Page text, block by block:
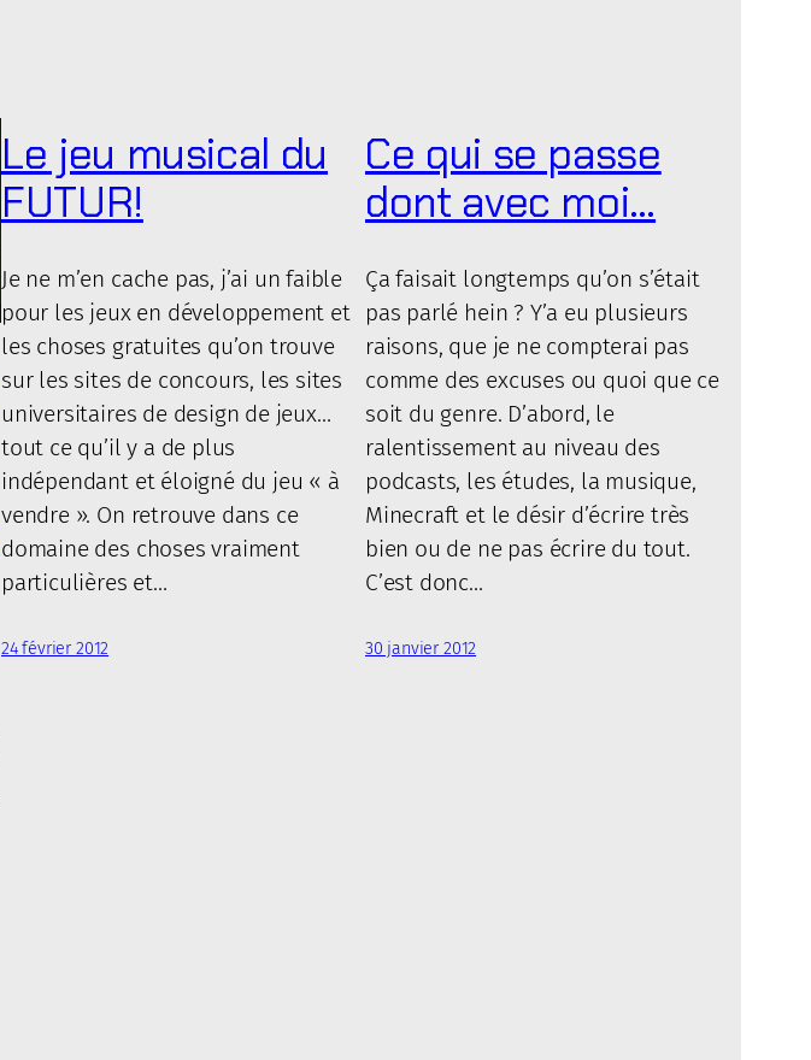
Le jeu musical du
FUTUR!
Je ne m’en cache pas, j’ai un faible
pour les jeux en développement et
les choses gratuites qu’on trouve
sur les sites de concours, les sites
universitaires de design de jeux…
tout ce qu’il y a de plus
indépendant et éloigné du jeu « à
vendre ». On retrouve dans ce
domaine des choses vraiment
particulières et…
24 février 2012
Ce qui se passe
dont avec moi…
Ça faisait longtemps qu’on s’était
pas parlé hein ? Y’a eu plusieurs
raisons, que je ne compterai pas
comme des excuses ou quoi que ce
soit du genre. D’abord, le
ralentissement au niveau des
podcasts, les études, la musique,
Minecraft et le désir d’écrire très
bien ou de ne pas écrire du tout.
C’est donc…
30 janvier 2012